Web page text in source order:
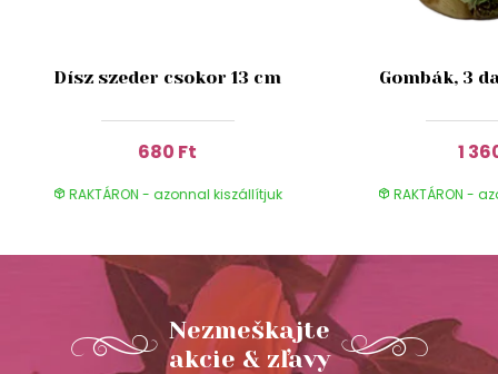
Dísz szeder csokor 13 cm
680 Ft
RAKTÁRON - azonnal kiszállítjuk
Gombák, 3
1
RAKTÁRON -
Nezmeškajte
akcie & zľavy